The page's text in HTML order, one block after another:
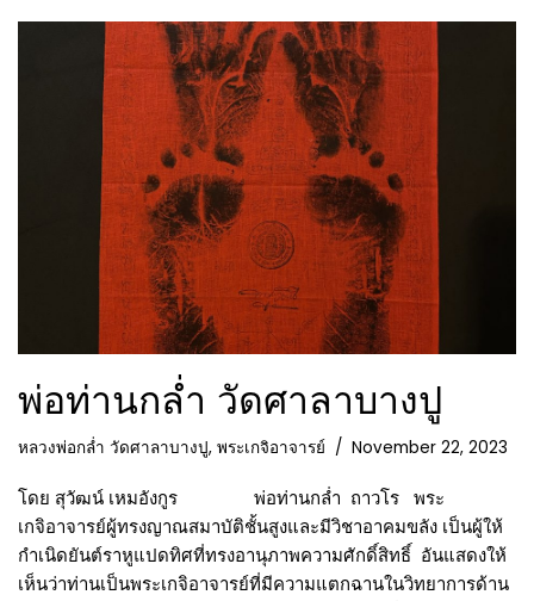
พ่อท่านกล่ำ วัดศาลาบางปู
หลวงพ่อกล่ำ วัดศาลาบางปู, พระเกจิอาจารย์ November 22, 2023
โดย สุวัฒน์ เหมอังกูร พ่อท่านกล่ำ ถาวโร พระ
เกจิอาจารย์ผู้ทรงญาณสมาบัติชั้นสูงและมีวิชาอาคมขลัง เป็นผู้ให้
กำเนิดยันต์ราหูแปดทิศที่ทรงอานุภาพความศักดิ์สิทธิ์ อันแสดงให้
เห็นว่าท่านเป็นพระเกจิอาจารย์ที่มีความแตกฉานในวิทยาการด้าน